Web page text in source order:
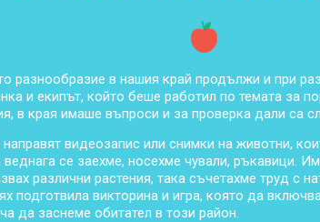
разнообразие в нашия край продължи и при
и екипът, който беше работил по темата за
в края имаше въпроси и за проверка дали са
видеозапис или снимки на животни,
се заехме, носехме чували, ръкавици.
различни растения, така съчетахме труд с
подготвила викторина и игра, която да
да заснеме обитател в този район.